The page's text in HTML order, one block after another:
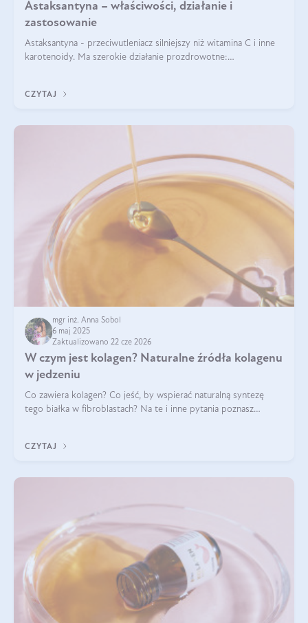
Astaksantyna – właściwości, działanie i
zastosowanie
Astaksantyna - przeciwutleniacz silniejszy niż witamina C i inne
karotenoidy. Ma szerokie działanie prozdrowotne:
CZYTAJ
mgr inż. Anna Sobol
6 maj 2025
Zaktualizowano 22 cze 2026
W czym jest kolagen? Naturalne źródła kolagenu
w jedzeniu
Co zawiera kolagen? Co jeść, by wspierać naturalną syntezę
tego białka w fibroblastach? Na te i inne pytania poznasz
CZYTAJ